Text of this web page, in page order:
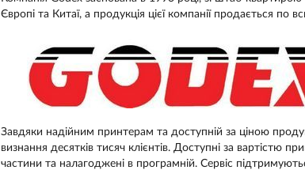
Європі та Китаї, а продукція цієї компанії продається по
Завдяки надійним принтерам та доступній за ціною
визнання десятків тисяч клієнтів. Доступні за вартістю
частини та налагоджені в програмній. Сервіс